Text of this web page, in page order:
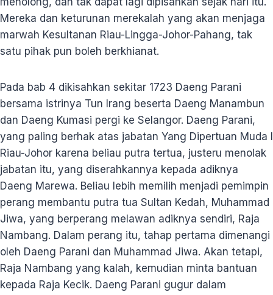
Mereka dan keturunan merekalah yang akan menjaga
marwah Kesultanan Riau-Lingga-Johor-Pahang, tak
satu pihak pun boleh berkhianat.
Pada bab 4 dikisahkan sekitar 1723 Daeng Parani
bersama istrinya Tun Irang beserta Daeng Manambun
dan Daeng Kumasi pergi ke Selangor. Daeng Parani,
yang paling berhak atas jabatan Yang Dipertuan Muda I
Riau-Johor karena beliau putra tertua, justeru menolak
jabatan itu, yang diserahkannya kepada adiknya
Daeng Marewa. Beliau lebih memilih menjadi pemimpin
perang membantu putra tua Sultan Kedah, Muhammad
Jiwa, yang berperang melawan adiknya sendiri, Raja
Nambang. Dalam perang itu, tahap pertama dimenangi
oleh Daeng Parani dan Muhammad Jiwa. Akan tetapi,
Raja Nambang yang kalah, kemudian minta bantuan
kepada Raja Kecik. Daeng Parani gugur dalam